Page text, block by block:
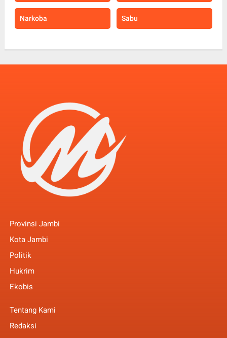
Narkoba Sabu
Provinsi Jambi
Kota Jambi
Politik
Hukrim
Ekobis
Tentang Kami
Redaksi